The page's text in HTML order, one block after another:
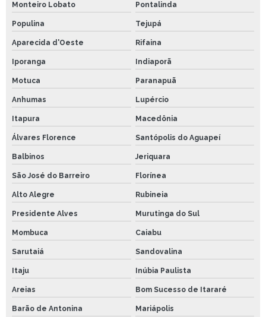
Monteiro Lobato Pontalinda
Populina Tejupá
Aparecida d'Oeste Rifaina
Iporanga Indiaporã
Motuca Paranapuã
Anhumas Lupércio
Itapura Macedônia
Álvares Florence Santópolis do Aguapeí
Balbinos Jeriquara
São José do Barreiro Florínea
Alto Alegre Rubineia
Presidente Alves Murutinga do Sul
Mombuca Caiabu
Sarutaiá Sandovalina
Itaju Inúbia Paulista
Areias Bom Sucesso de Itararé
Barão de Antonina Mariápolis